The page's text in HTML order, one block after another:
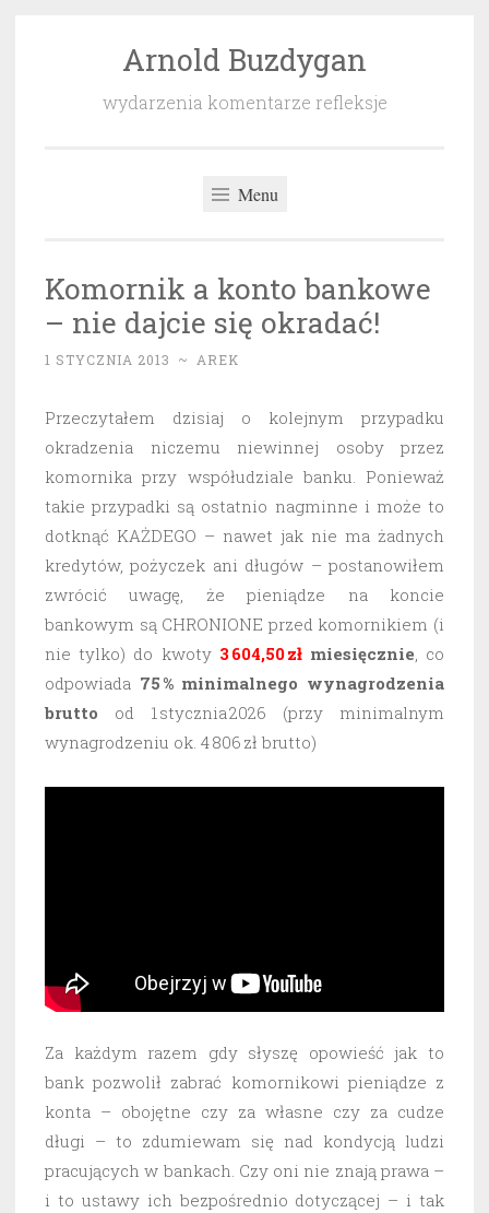
Arnold Buzdygan
wydarzenia komentarze refleksje
Menu
Komornik a konto bankowe
– nie dajcie się okradać!
1 STYCZNIA 2013 ~ AREK
Przeczytałem dzisiaj o kolejnym przypadku
okradzenia niczemu niewinnej osoby przez
komornika przy współudziale banku. Ponieważ
takie przypadki są ostatnio nagminne i może to
dotknąć KAŻDEGO – nawet jak nie ma żadnych
kredytów, pożyczek ani długów – postanowiłem
zwrócić uwagę, że pieniądze na koncie
bankowym są CHRONIONE przed komornikiem (i
nie tylko) do kwoty 3 604,50 złmiesięcznie, co
odpowiada 75 % minimalnego wynagrodzenia
brutto od 1 stycznia 2026 (przy minimalnym
wynagrodzeniu ok. 4 806 zł brutto)
Za każdym razem gdy słyszę opowieść jak to
bank pozwolił zabrać komornikowi pieniądze z
konta – obojętne czy za własne czy za cudze
długi – to zdumiewam się nad kondycją ludzi
pracujących w bankach. Czy oni nie znają prawa –
i to ustawy ich bezpośrednio dotyczącej – i tak